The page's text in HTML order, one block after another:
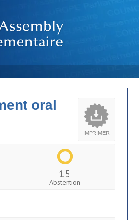
IMPRIMER
oral
15
Abstention